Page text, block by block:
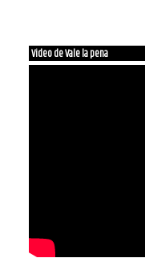
Video de Vale la pena